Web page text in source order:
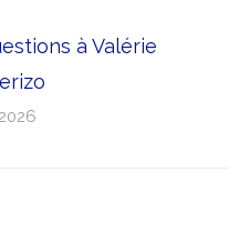
à Valérie